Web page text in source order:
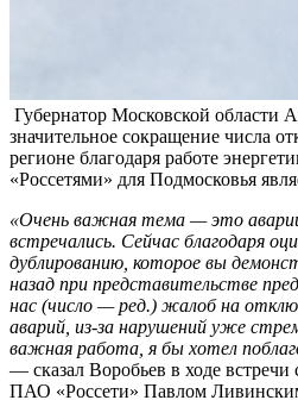
Губернатор Московской области
значительное сокращение числа
регионе благодаря работе
«Россетями» для Подмосковья
«Очень важная тема — это
встречались. Сейчас благодаря
дублированию, которое вы
назад при представительстве
нас (число — ред.) жалоб на
аварий, из-за нарушений уже
важная работа, я бы хотел
— сказал Воробьев в ходе
ПАО «Россети» Павлом